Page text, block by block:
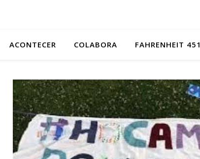
ACONTECER COLABORA FAHRENHEIT 451